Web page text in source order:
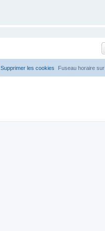
Fuseau horaire sur
Supprimer les cookies